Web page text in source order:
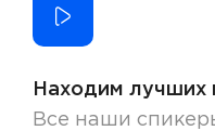
Находим лучших
Все наши